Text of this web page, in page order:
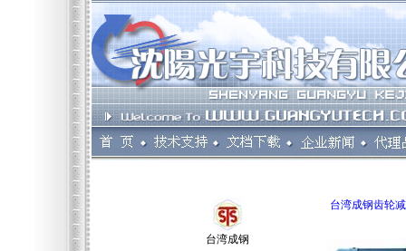
台湾成钢
台湾成钢齿轮